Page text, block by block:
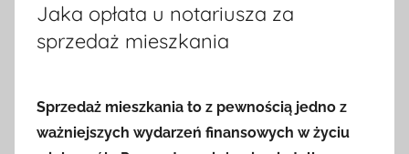
Jaka opłata u notariusza za
sprzedaż mieszkania
Sprzedaż mieszkania to z pewnością jedno z
ważniejszych wydarzeń finansowych w życiu